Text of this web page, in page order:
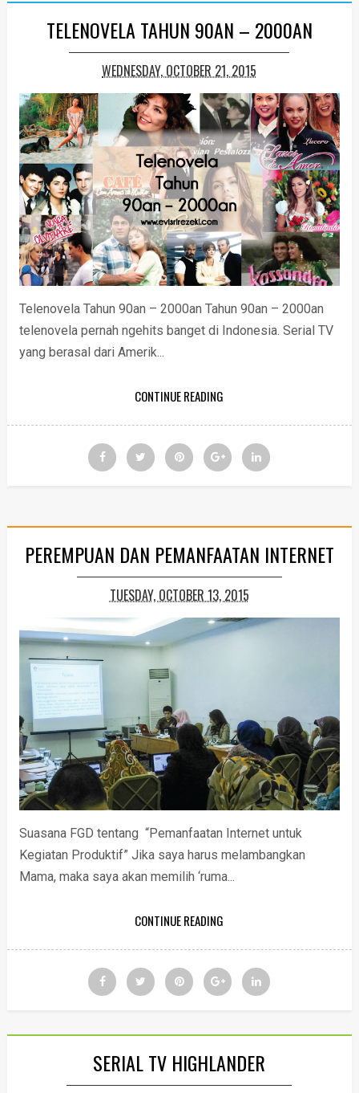
TELENOVELA TAHUN 90AN – 2000AN
WEDNESDAY, OCTOBER 21, 2015
Telenovela Tahun 90an – 2000an Tahun 90an – 2000an
telenovela pernah ngehits banget di Indonesia. Serial TV
yang berasal dari Amerik...
CONTINUE READING
PEREMPUAN DAN PEMANFAATAN INTERNET
TUESDAY, OCTOBER 13, 2015
Suasana FGD tentang “Pemanfaatan Internet untuk
Kegiatan Produktif” Jika saya harus melambangkan
Mama, maka saya akan memilih ‘ruma...
CONTINUE READING
SERIAL TV HIGHLANDER